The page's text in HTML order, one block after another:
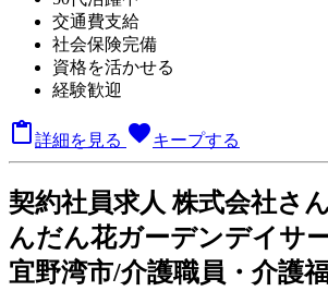
交通費支給
社会保険完備
資格を活かせる
経験歓迎
詳細を見る favoriteキープする
契約社員求人 株式会社さ
んだん花ガーデンデイサ
宜野湾市/介護職員・介護